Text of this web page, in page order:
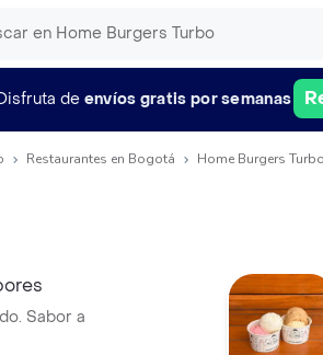
de envíos gratis por semanas
Restaurantes en Bogotá Home Burgers
Sabor a